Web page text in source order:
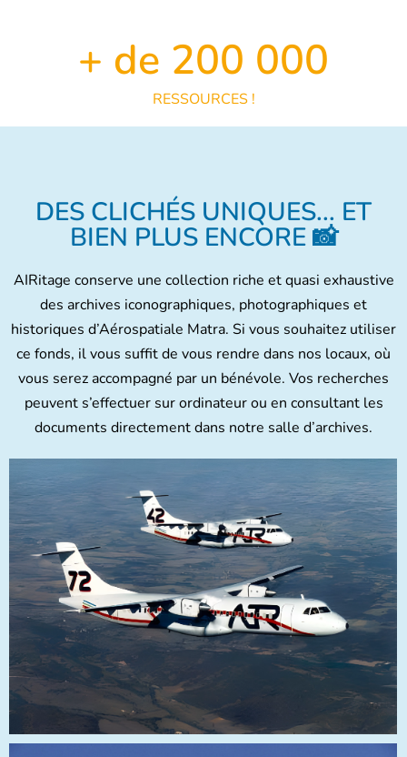
RESSOURCES !
+ de 200 000
DES CLICHÉS UNIQUES... ET
BIEN PLUS ENCORE 📸
AIRitage conserve une collection riche et quasi exhaustive
des archives iconographiques, photographiques et
historiques d’Aérospatiale Matra. Si vous souhaitez utiliser
ce fonds, il vous suffit de vous rendre dans nos locaux, où
vous serez accompagné par un bénévole. Vos recherches
peuvent s’effectuer sur ordinateur ou en consultant les
documents directement dans notre salle d’archives.